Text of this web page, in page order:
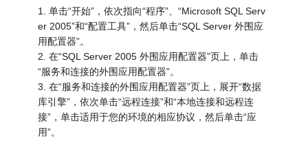
1. 单击“开始”，依次指向“程序”、“Microsoft SQL Serv
er 2005”和“配置工具”，然后单击“SQL Server 外围应
用配置器”。
2. 在“SQL Server 2005 外围应用配置器”页上，单击
“服务和连接的外围应用配置器”。
3. 在“服务和连接的外围应用配置器”页上，展开“数据
库引擎”，依次单击“远程连接”和“本地连接和远程连
接”，单击适用于您的环境的相应协议，然后单击“应
用”。